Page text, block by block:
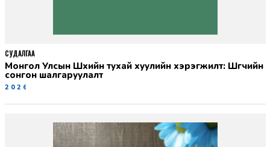
Монгол Улсын Шүүхийн тухай хуулийн хэрэгжилт: Шүүгчийн
сонгон шалгаруулалт
2026-06-19
СУДАЛГАА